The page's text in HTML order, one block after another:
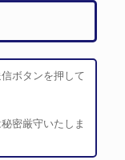
ボタンを押して
密厳守いたしま